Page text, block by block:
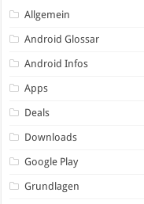
Allgemein
Android Glossar
Android Infos
Apps
Deals
Downloads
Google Play
Grundlagen